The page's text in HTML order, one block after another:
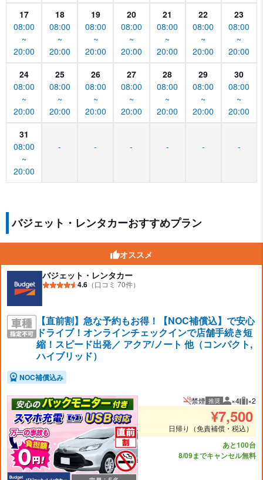
17
08:00
~
20:00
18
08:00
~
20:00
19
08:00
~
20:00
20
08:00
~
20:00
21
08:00
~
20:00
22
08:00
~
20:00
23
08:00
~
20:00
24
08:00
~
20:00
25
08:00
~
20:00
26
08:00
~
20:00
27
08:00
~
20:00
28
08:00
~
20:00
29
08:00
~
20:00
30
08:00
~
20:00
31
08:00
~
20:00
- - - - - -
バジェット・レンタカーおすすめプラン
オススメ
バジェット・レンタカー
4.6 （口コミ 70件）
【直前割】急な予約もお得！【NOC補償込】で安心
ドライブ！オンラインチェックインで店舗手続き短
縮！スピード出発／ アクア/ノート 他（コンパクト,
ハイブリッド）
NOC補償込み
禁煙 推奨 推奨人数
×4 推奨
×2
¥7,500
日帰り（免責補償・税込）
あと100台
8/09までキャンセル無料